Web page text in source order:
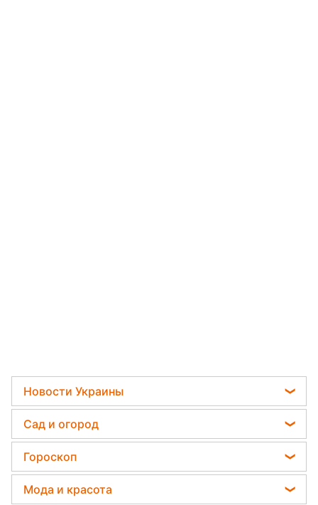
Последние атаки России - это
что-то новенькое: эксперт
объяснил тактику МиГ-31К
Яна Ставская